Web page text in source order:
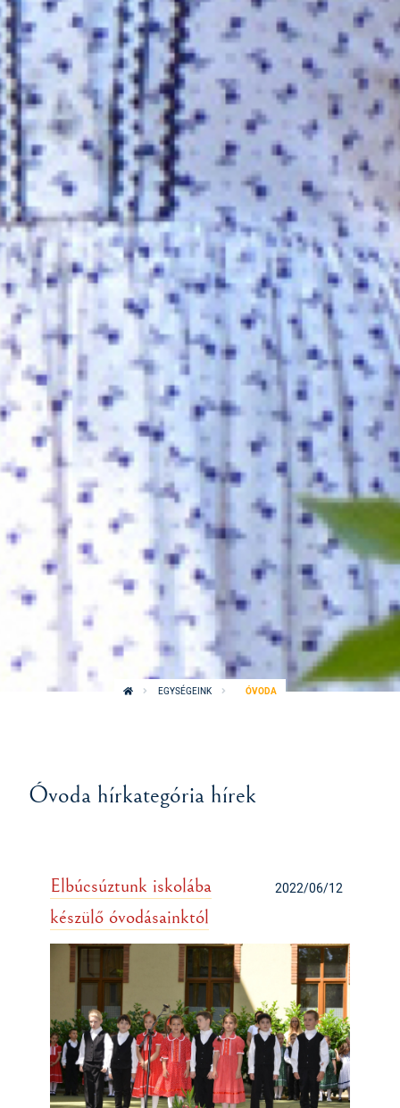
EGYSÉGEINK ÓVODA
Óvoda hírkategória hírek
2022/06/12
Elbúcsúztunk iskolába
készülő óvodásainktól